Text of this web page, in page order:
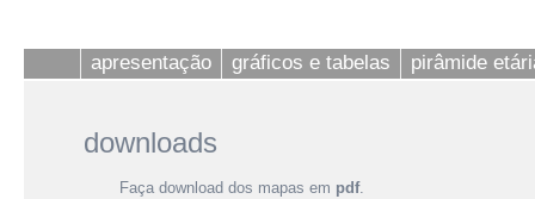
apresentação gráficos e tabelas pirâmide
downloads
Faça download dos mapas em pdf.